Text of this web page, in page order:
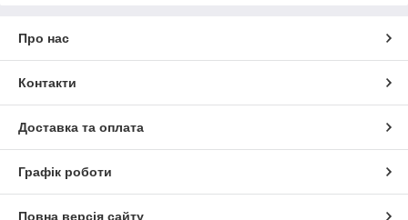
Про нас
Контакти
Доставка та оплата
Графік роботи
Повна версія сайту